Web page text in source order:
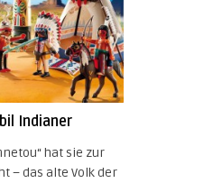
Indianer
hat sie zur
– das alte Volk der